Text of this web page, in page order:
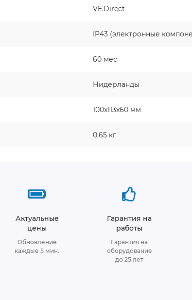
VE.Direct
IP43 (электронные
60 мес
Нидерланды
100x113x60 мм
0,65 кг
Актуальные
цены
Обновление
каждые 5 мин.
Гарантия на
работы
Гарантия на
оборудование
до 25 лет